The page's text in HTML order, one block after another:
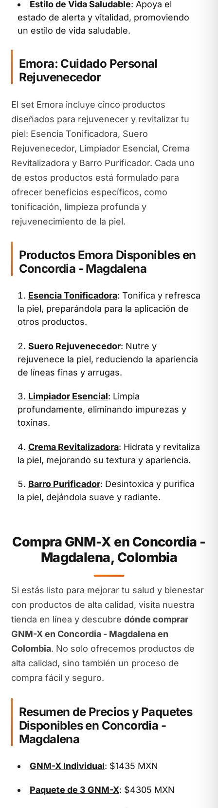
Estilo de Vida Saludable: Apoya el
estado de alerta y vitalidad, promoviendo
un estilo de vida saludable.
Emora: Cuidado Personal
Rejuvenecedor
El set Emora incluye cinco productos
diseñados para rejuvenecer y revitalizar tu
piel: Esencia Tonificadora, Suero
Rejuvenecedor, Limpiador Esencial, Crema
Revitalizadora y Barro Purificador. Cada uno
de estos productos está formulado para
ofrecer beneficios específicos, como
tonificación, limpieza profunda y
rejuvenecimiento de la piel.
Productos Emora Disponibles en
Concordia - Magdalena
Esencia Tonificadora: Tonifica y refresca
la piel, preparándola para la aplicación de
otros productos.
Suero Rejuvenecedor: Nutre y
rejuvenece la piel, reduciendo la apariencia
de líneas finas y arrugas.
Limpiador Esencial: Limpia
profundamente, eliminando impurezas y
toxinas.
Crema Revitalizadora: Hidrata y revitaliza
la piel, mejorando su textura y apariencia.
Barro Purificador: Desintoxica y purifica
la piel, dejándola suave y radiante.
Compra GNM-X en Concordia -
Magdalena, Colombia
Si estás listo para mejorar tu salud y bienestar
con productos de alta calidad, visita nuestra
tienda en línea y descubre dónde comprar
GNM-X en Concordia - Magdalena en
Colombia. No solo ofrecemos productos de
alta calidad, sino también un proceso de
compra fácil y seguro.
Resumen de Precios y Paquetes
Disponibles en Concordia -
Magdalena
GNM-X Individual: $1435 MXN
Paquete de 3 GNM-X: $4305 MXN